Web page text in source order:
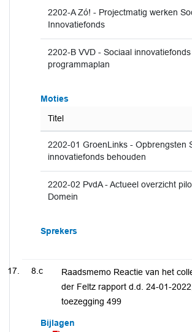
2202-A Zó! - Projectmatig werken
Innovatiefonds
2202-B VVD - Sociaal
programmaplan
Moties
Titel
2202-01 GroenLinks - Opbrengsten
innovatiefonds behouden
2202-02 PvdA - Actueel overzicht
Domein
Sprekers
8.c
Raadsmemo Reactie van het
der Feltz rapport d.d. 24-01-
toezegging 499
Bijlagen